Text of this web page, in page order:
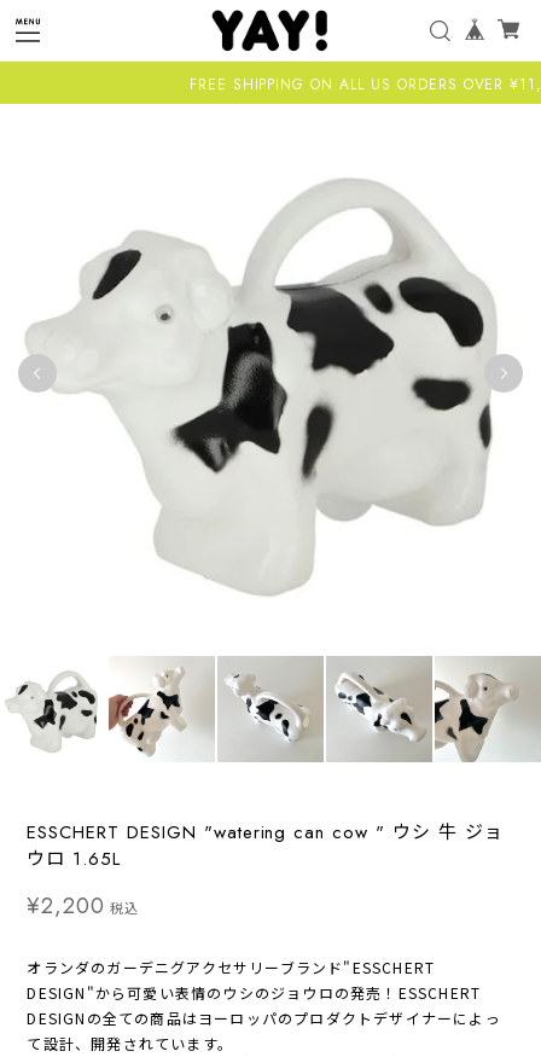
FREE SHIPPING ON ALL US ORDERS OVER
ESSCHERT DESIGN "watering can cow " ウシ 牛 ジョ
ウロ 1.65L
¥2,200 税込
オランダのガーデニグアクセサリーブランド"ESSCHERT
DESIGN"から可愛い表情のウシのジョウロの発売！ESSCHERT
DESIGNの全ての商品はヨーロッパのプロダクトデザイナーによっ
て設計、開発されています。